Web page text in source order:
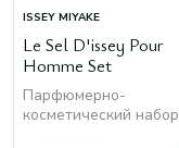
ISSEY MIYAKE
Le Sel D'issey Pour
Homme Set
Парфюмерно-
косметический набор